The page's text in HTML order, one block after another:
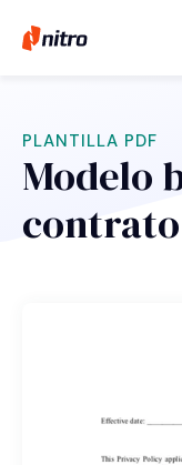
PLANTILLA PDF
Modelo